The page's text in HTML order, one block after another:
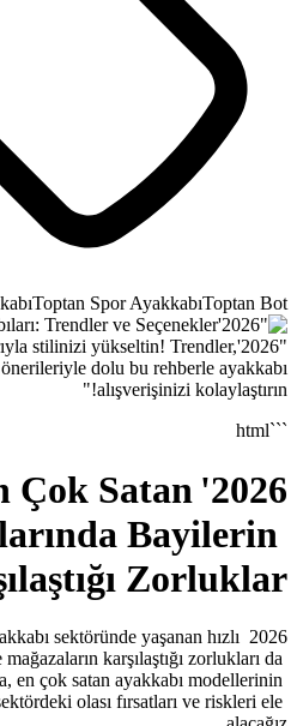
Toptan Ayakkabı
"2026'nın en çok satan
popüler modeller ve seçim
2026'nın
2026 yılına adım atarken,
değişimler, bayilerin ve
beraberinde getiriyor. Bu yazıda, en
trendlerini inceleyip,